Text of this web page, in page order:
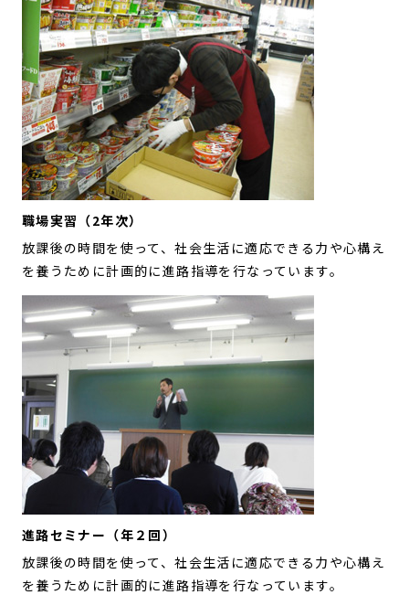
職場実習（2年次）
放課後の時間を使って、社会生活に適応できる力や心構え
を養うために計画的に進路指導を行なっています。
進路セミナー（年２回）
放課後の時間を使って、社会生活に適応できる力や心構え
を養うために計画的に進路指導を行なっています。